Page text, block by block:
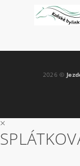
2026 ©
×